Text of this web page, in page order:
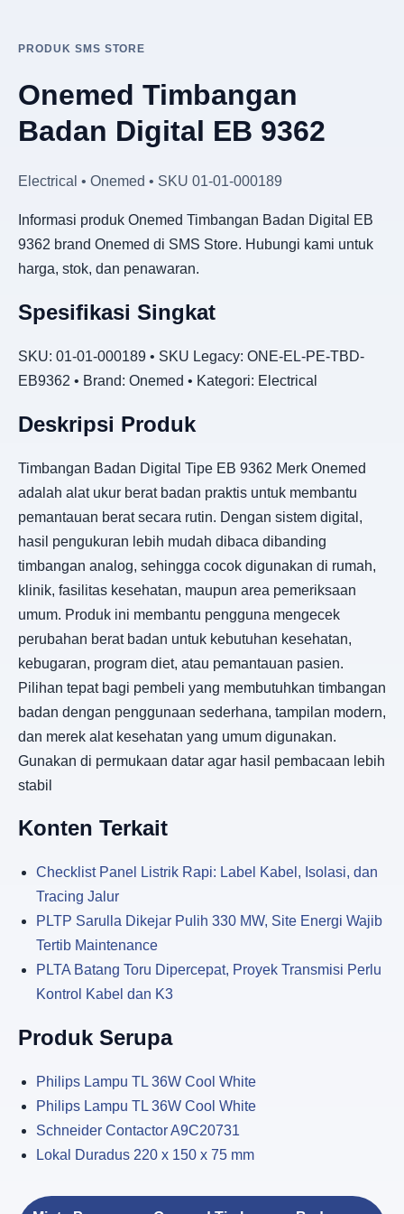
PRODUK SMS STORE
Onemed Timbangan
Badan Digital EB 9362
Electrical • Onemed • SKU 01-01-000189
Informasi produk Onemed Timbangan Badan Digital EB
9362 brand Onemed di SMS Store. Hubungi kami untuk
harga, stok, dan penawaran.
Spesifikasi Singkat
SKU: 01-01-000189 • SKU Legacy: ONE-EL-PE-TBD-
EB9362 • Brand: Onemed • Kategori: Electrical
Deskripsi Produk
Timbangan Badan Digital Tipe EB 9362 Merk Onemed
adalah alat ukur berat badan praktis untuk membantu
pemantauan berat secara rutin. Dengan sistem digital,
hasil pengukuran lebih mudah dibaca dibanding
timbangan analog, sehingga cocok digunakan di rumah,
klinik, fasilitas kesehatan, maupun area pemeriksaan
umum. Produk ini membantu pengguna mengecek
perubahan berat badan untuk kebutuhan kesehatan,
kebugaran, program diet, atau pemantauan pasien.
Pilihan tepat bagi pembeli yang membutuhkan timbangan
badan dengan penggunaan sederhana, tampilan modern,
dan merek alat kesehatan yang umum digunakan.
Gunakan di permukaan datar agar hasil pembacaan lebih
stabil
Konten Terkait
Checklist Panel Listrik Rapi: Label Kabel, Isolasi, dan
Tracing Jalur
PLTP Sarulla Dikejar Pulih 330 MW, Site Energi Wajib
Tertib Maintenance
PLTA Batang Toru Dipercepat, Proyek Transmisi Perlu
Kontrol Kabel dan K3
Produk Serupa
Philips Lampu TL 36W Cool White
Philips Lampu TL 36W Cool White
Schneider Contactor A9C20731
Lokal Duradus 220 x 150 x 75 mm